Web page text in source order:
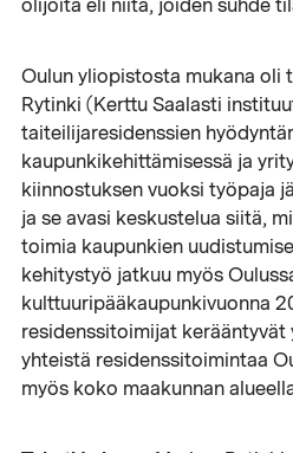
olijoita eli niitä, joiden suhde
Oulun yliopistosta mukana
Rytinki (Kerttu Saalasti
taiteilijaresidenssien
kaupunkikehittämisessä ja
kiinnostuksen vuoksi työpaja
ja se avasi keskustelua siitä,
toimia kaupunkien
kehitystyö jatkuu myös
kulttuuripääkaupunkivuonna
residenssitoimijat kerääntyvät
yhteistä residenssitoimintaa
myös koko maakunnan